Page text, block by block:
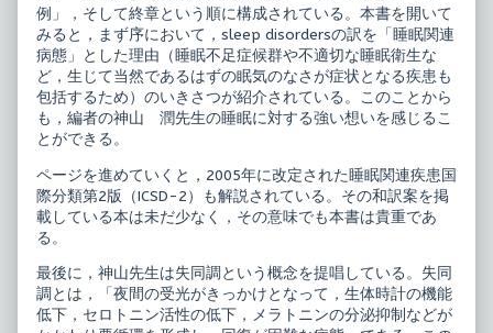
例」，そして終章という順に構成されている。本書を開いて
みると，まず序において，sleep disordersの訳を「睡眠関連
病態」とした理由（睡眠不足症候群や不適切な睡眠衛生な
ど，生じて当然であるはずの眠気のなさが症状となる疾患も
包括するため）のいきさつが紹介されている。このことから
も，編者の神山 潤先生の睡眠に対する強い想いを感じるこ
とができる。
ページを進めていくと，2005年に改定された睡眠関連疾患国
際分類第2版（ICSD-2）も解説されている。その和訳案を掲
載している本は未だ少なく，その意味でも本書は貴重であ
る。
最後に，神山先生は失同調という概念を提唱している。失同
調とは，「夜間の受光がきっかけとなって，生体時計の機能
低下，セロトニン活性の低下，メラトニンの分泌抑制などが